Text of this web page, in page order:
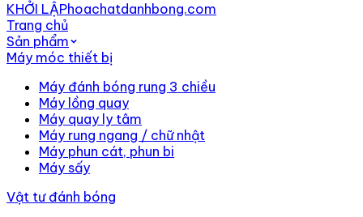
KHỞI LẬPhoachatdanhbong.com
Trang chủ
Sản phẩm
Máy móc thiết bị
Máy đánh bóng rung 3 chiều
Máy lồng quay
Máy quay ly tâm
Máy rung ngang / chữ nhật
Máy phun cát, phun bi
Máy sấy
Vật tư đánh bóng